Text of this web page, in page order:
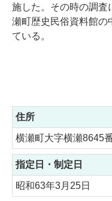
施した。その時の調査
瀬町歴史民俗資料館の
ている。
住所
横瀬町大字横瀬8645
指定日・制定日
昭和63年3月25日